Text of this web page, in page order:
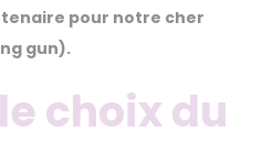
a
t
u
pour notre cher
gun).
choix du